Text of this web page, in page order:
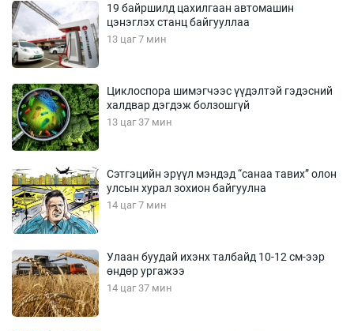
19 байршилд цахилгаан автомашин
цэнэглэх станц байгууллаа
13 цаг 7 мин
Циклоспора шимэгчээс үүдэлтэй гэдэсний
халдвар дэгдэж болзошгүй
13 цаг 37 мин
Сэтгэцийн эрүүл мэндэд “санаа тавих” олон
улсын хурал зохион байгуулна
14 цаг 7 мин
Улаан буудай ихэнх талбайд 10-12 см-ээр
өндөр ургажээ
14 цаг 37 мин